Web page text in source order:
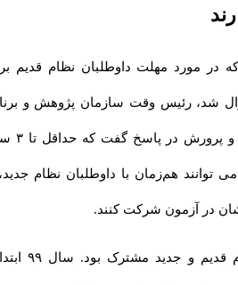
مورد مهلت داوطلبان نظام قدیم برای
رئیس وقت سازمان پژوهش و برنامه
ریزی آموزشی وزارت آموزش و پرورش در پاسخ گفت که حداقل تا ۳ سال
هم‌زمان با داوطلبان نظام جدید، با
آزمون شرکت کنند.
سال ۹۸ کنکور داوطلبان نظام قدیم و جدید مشترک بود. سال ۹۹ ابتدا با